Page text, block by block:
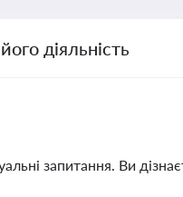
діяльність
запитання. Ви